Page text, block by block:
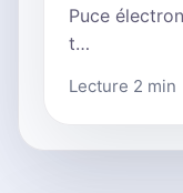
Puce
t…
Lecture 2 min